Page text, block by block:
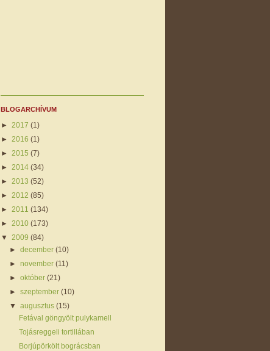
BLOGARCHÍVUM
► 2017 (1)
► 2016 (1)
► 2015 (7)
► 2014 (34)
► 2013 (52)
► 2012 (85)
► 2011 (134)
► 2010 (173)
▼ 2009 (84)
►december(10)
►november(11)
►október(21)
►szeptember(10)
▼augusztus(15)
Fetával göngyölt pulykamell
Tojásreggeli tortillában
Borjúpörkölt bográcsban